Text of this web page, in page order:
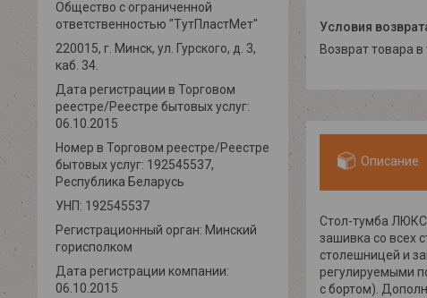
возврат товара
Описание
Стол-тумба ЛЮКС
зашивка со всех
столешницей и
регулируемыми
с бортом).
Общество с ограниченной
ответственностью "ТутПластМет"
220015, г. Минск, ул. Гурского, д. 3,
каб. 34.
Дата регистрации в Торговом
реестре/Реестре бытовых услуг:
06.10.2015
Номер в Торговом реестре/Реестре
бытовых услуг: 192545537,
Республика Беларусь
УНП: 192545537
Регистрационный орган: Минский
горисполком
Дата регистрации компании:
06.10.2015